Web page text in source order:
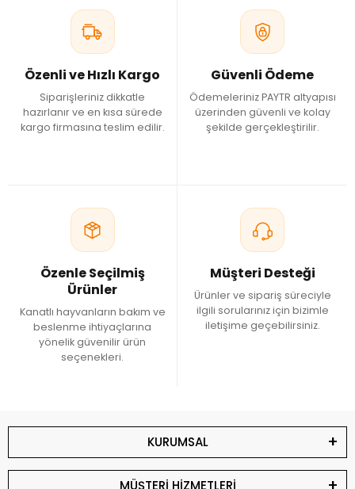
Özenli ve Hızlı Kargo
Siparişleriniz dikkatle
hazırlanır ve en kısa sürede
kargo firmasına teslim edilir.
Güvenli Ödeme
Ödemeleriniz PAYTR altyapısı
üzerinden güvenli ve kolay
şekilde gerçekleştirilir.
Özenle Seçilmiş
Ürünler
Kanatlı hayvanların bakım ve
beslenme ihtiyaçlarına
yönelik güvenilir ürün
seçenekleri.
Müşteri Desteği
Ürünler ve sipariş süreciyle
ilgili sorularınız için bizimle
iletişime geçebilirsiniz.
KURUMSAL